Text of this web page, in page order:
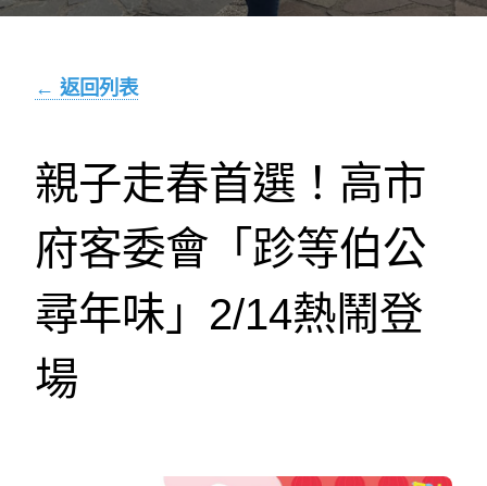
← 返回列表
親子走春首選！高市
府客委會「跈等伯公
尋年味」2/14熱鬧登
場